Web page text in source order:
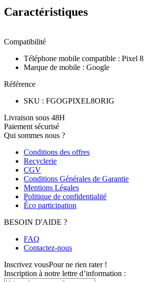
Caractéristiques
Compatibilité
Téléphone mobile compatible : Pixel 8
Marque de mobile : Google
Référence
SKU : FGOGPIXEL8ORIG
Livraison sous 48H
Paiement sécurisé
Qui sommes nous ?
Conditions des offres
Recyclerie
CGV
Conditions Générales de Garantie
Mentions Légales
Politique de confidentialité
Éco participation
BESOIN D'AIDE ?
FAQ
Contactez-nous
Inscrivez vousPour ne rien rater !
Inscription à notre lettre d’information :